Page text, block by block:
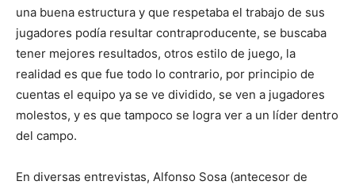
una buena estructura y que respetaba el trabajo de sus
jugadores podía resultar contraproducente, se buscaba
tener mejores resultados, otros estilo de juego, la
realidad es que fue todo lo contrario, por principio de
cuentas el equipo ya se ve dividido, se ven a jugadores
molestos, y es que tampoco se logra ver a un líder dentro
del campo.
En diversas entrevistas, Alfonso Sosa (antecesor de